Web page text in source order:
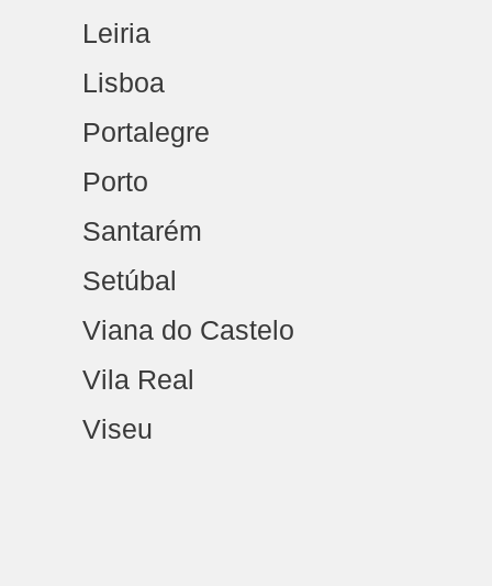
Leiria
Lisboa
Portalegre
Porto
Santarém
Setúbal
Viana do Castelo
Vila Real
Viseu